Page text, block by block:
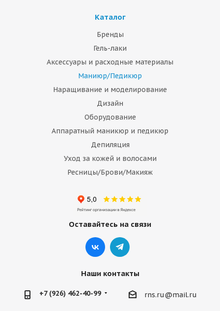
Каталог
Бренды
Гель-лаки
Аксессуары и расходные материалы
Маниюр/Педикюр
Наращивание и моделирование
Дизайн
Оборудование
Аппаратный маникюр и педикюр
Депиляция
Уход за кожей и волосами
Ресницы/Брови/Макияж
Оставайтесь на связи
Наши контакты
+7 (926) 462-40-99 rns.ru@mail.ru